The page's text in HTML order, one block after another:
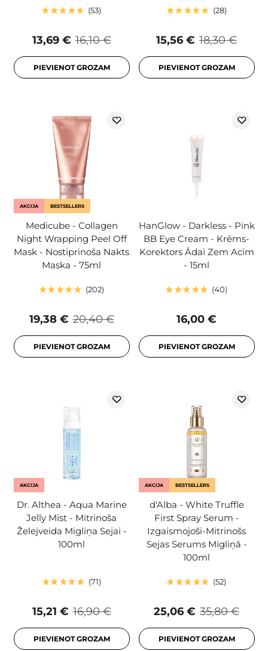
53
16,10 €
13,69 €
PIEVIENOT GROZAM
28
18,30 €
15,56 €
PIEVIENOT GROZAM
AKCIJA BESTSELLERS
Medicube - Collagen
Night Wrapping Peel Off
Mask - Nostiprinoša Nakts
Maska - 75ml
202
20,40 €
19,38 €
PIEVIENOT GROZAM
HanGlow - Darkless - Pink
BB Eye Cream - Krēms-
Korektors Ādai Zem Acīm
- 15ml
40
16,00 €
PIEVIENOT GROZAM
AKCIJA
Dr. Althea - Aqua Marine
Jelly Mist - Mitrinoša
Želejveida Migliņa Sejai -
100ml
71
16,90 €
15,21 €
PIEVIENOT GROZAM
AKCIJA BESTSELLERS
d'Alba - White Truffle
First Spray Serum -
Izgaismojoši-Mitrinošs
Sejas Serums Migliņā -
100ml
52
35,80 €
25,06 €
PIEVIENOT GROZAM